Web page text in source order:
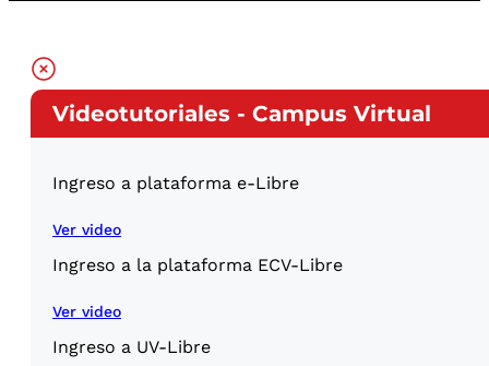
Videotutoriales - Campus Virtual
Ingreso a plataforma e-Libre
Ver video
Ingreso a la plataforma ECV-Libre
Ver video
Ingreso a UV-Libre